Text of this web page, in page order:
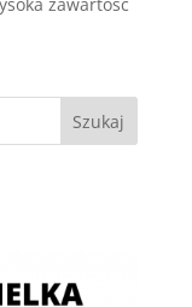
zawartość